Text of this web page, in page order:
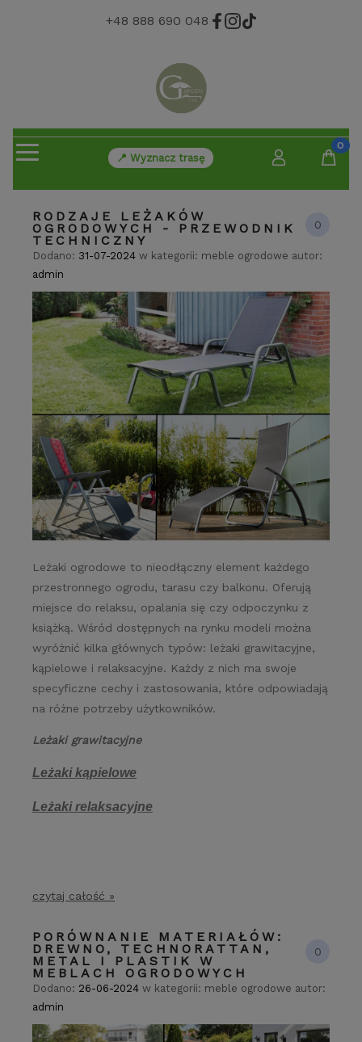
+48 888 690 048
📍 Wyznacz trasę
RODZAJE LEŻAKÓW
OGRODOWYCH - PRZEWODNIK
TECHNICZNY
0
Dodano: 31-07-2024 w kategorii: meble ogrodowe autor:
admin
Leżaki ogrodowe to nieodłączny element każdego
przestronnego ogrodu, tarasu czy balkonu. Oferują
miejsce do relaksu, opalania się czy odpoczynku z
książką. Wśród dostępnych na rynku modeli można
wyróżnić kilka głównych typów: leżaki grawitacyjne,
kąpielowe i relaksacyjne. Każdy z nich ma swoje
specyficzne cechy i zastosowania, które odpowiadają
na różne potrzeby użytkowników.
Leżaki grawitacyjne
Leżaki kąpielowe
Leżaki relaksacyjne
czytaj całość »
PORÓWNANIE MATERIAŁÓW:
DREWNO, TECHNORATTAN,
METAL I PLASTIK W
MEBLACH OGRODOWYCH
0
Dodano: 26-06-2024 w kategorii: meble ogrodowe autor:
admin